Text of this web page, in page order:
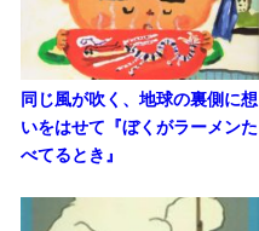
同じ風が吹く、地球の裏側に想
いをはせて『ぼくがラーメンた
べてるとき』